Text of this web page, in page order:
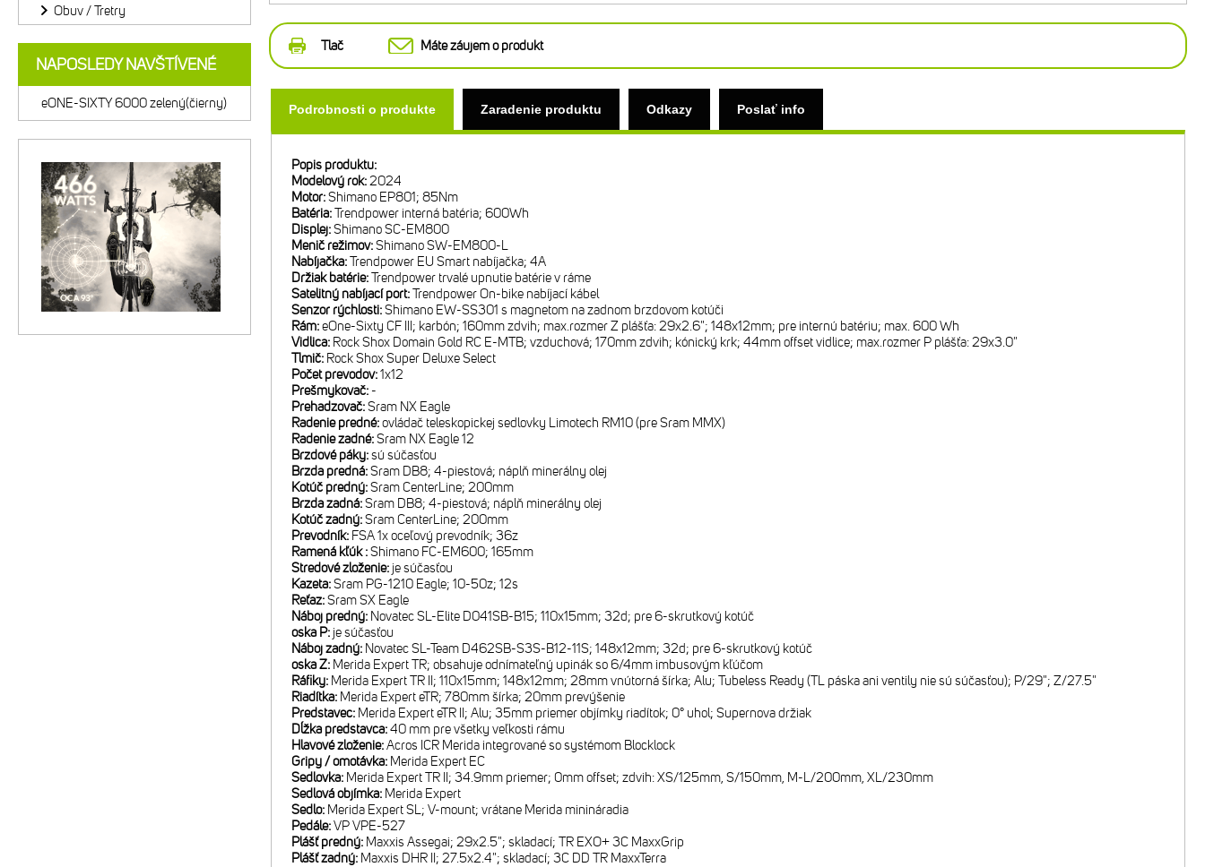
Tlač Máte záujem o produkt
Podrobnosti o produkte Zaradenie produktu Odkazy Poslať info
Popis produktu:
Modelový rok:2024
Motor:Shimano EP801; 85Nm
Batéria:Trendpower interná batéria; 600Wh
Displej:Shimano SC-EM800
Menič režimov:Shimano SW-EM800-L
Nabíjačka:Trendpower EU Smart nabíjačka; 4A
Držiak batérie:Trendpower trvalé upnutie batérie v ráme
Satelitný nabíjací port:Trendpower On-bike nabíjací kábel
Senzor rýchlosti:Shimano EW-SS301 s magnetom na zadnom brzdovom kotúči
Rám:eOne-Sixty CF III; karbón; 160mm zdvih; max.rozmer Z plášťa: 29x2.6"; 148x12mm; pre internú batériu; max. 600 Wh
Vidlica: Rock Shox Domain Gold RC E-MTB; vzduchová; 170mm zdvih; kónický krk; 44mm offset vidlice; max.rozmer P plášťa: 29x3.0"
Tlmič: Rock Shox Super Deluxe Select
Počet prevodov:1x12
Prešmykovač: -
Prehadzovač:Sram NX Eagle
Radenie predné:ovládač teleskopickej sedlovky Limotech RM10 (pre Sram MMX)
Radenie zadné:Sram NX Eagle 12
Brzdové páky:sú súčasťou
Brzda predná:Sram DB8; 4-piestová; náplň minerálny olej
Kotúč predný:Sram CenterLine; 200mm
Brzda zadná:Sram DB8; 4-piestová; náplň minerálny olej
Kotúč zadný:Sram CenterLine; 200mm
Prevodník: FSA 1x oceľový prevodník; 36z
Ramená kľúk :Shimano FC-EM600; 165mm
Stredové zloženie: je súčasťou
Kazeta:Sram PG-1210 Eagle; 10-50z; 12s
Reťaz:Sram SX Eagle
Náboj predný: Novatec SL-Elite D041SB-B15; 110x15mm; 32d; pre 6-skrutkový kotúč
oska P: je súčasťou
Náboj zadný: Novatec SL-Team D462SB-S3S-B12-11S; 148x12mm; 32d; pre 6-skrutkový kotúč
oska Z: Merida Expert TR; obsahuje odnímateľný upinák so 6/4mm imbusovým kľúčom
Ráfiky: Merida Expert TR II; 110x15mm; 148x12mm; 28mm vnútorná šírka; Alu; Tubeless Ready (TL páska ani ventily nie sú súčasťou); P/29"; Z/27.5"
Riadítka: Merida Expert eTR; 780mm šírka; 20mm prevýšenie
Predstavec: Merida Expert eTR II; Alu; 35mm priemer objímky riadítok; 0° uhol; Supernova držiak
Dĺžka predstavca:40 mm pre všetky veľkosti rámu
Hlavové zloženie:Acros ICR Merida integrované so systémom Blocklock
Gripy / omotávka: Merida Expert EC
Sedlovka: Merida Expert TR II; 34.9mm priemer; 0mm offset; zdvih: XS/125mm, S/150mm, M-L/200mm, XL/230mm
Sedlová objímka: Merida Expert
Sedlo: Merida Expert SL; V-mount; vrátane Merida minináradia
Pedále:VP VPE-527
Plášť predný: Maxxis Assegai; 29x2.5"; skladací; TR EXO+ 3C MaxxGrip
Plášť zadný: Maxxis DHR II; 27.5x2.4"; skladací; 3C DD TR MaxxTerra
Obuv / Tretry
NAPOSLEDY NAVŠTÍVENÉ
eONE-SIXTY 6000 zelený(čierny)